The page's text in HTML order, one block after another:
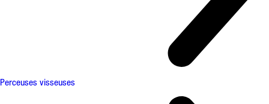
Perceuses visseuses